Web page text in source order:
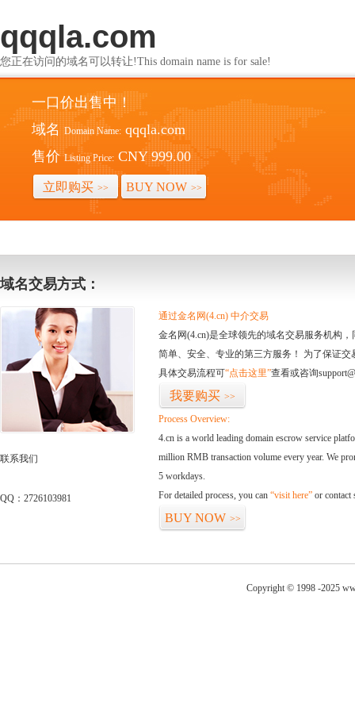
qqqla.com
您正在访问的域名可以转让!This domain name is for sale!
一口价出售中！
域名 Domain Name: qqqla.com
售价 Listing Price: CNY 999.00
立即购买 >> BUY NOW >>
域名交易方式：
联系我们
QQ：2726103981
通过金名网(4.cn) 中介交易
金名网(4.cn)是全球领先的域名交易服务机构
简单、安全、专业的第三方服务！ 为了保证
具体交易流程可“点击这里”查看或咨询
我要购买 >>
Process Overview:
4.cn is a world leading domain escrow service
million RMB transaction volume every year. We
5 workdays.
For detailed process, you can “visit here” or contact
BUY NOW >>
Copyright © 1998 -2025